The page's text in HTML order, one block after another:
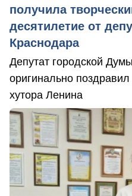
получила
десятилетие от
Краснодара
Депутат городской
оригинально
хутора Ленина